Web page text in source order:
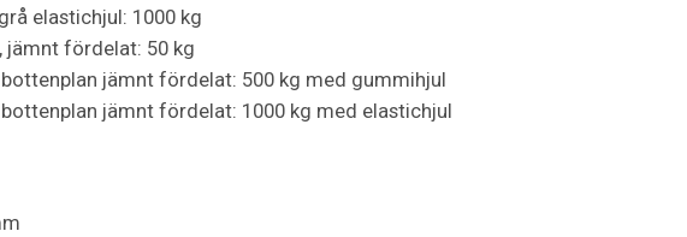
elastichjul: 1000 kg
jämnt fördelat: 50 kg
jämnt fördelat: 500 kg med gummihjul
jämnt fördelat: 1000 kg med elastichjul